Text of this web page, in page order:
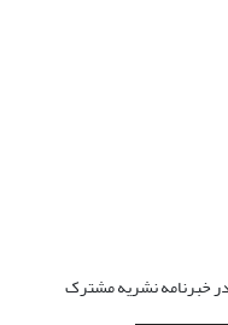
در خبرنامه نشریه مشترک